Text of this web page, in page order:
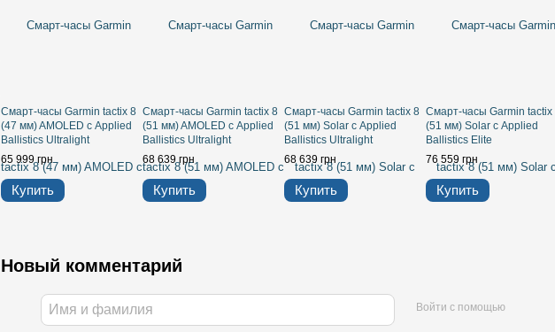
Смарт-часы Garmin tactix 8
(47 мм) AMOLED с Applied
Ballistics Ultralight
65 999 грн
Купить
Смарт-часы Garmin tactix 8
(51 мм) AMOLED с Applied
Ballistics Ultralight
68 639 грн
Купить
Смарт-часы Garmin tactix 8
(51 мм) Solar с Applied
Ballistics Ultralight
68 639 грн
Купить
Смарт-часы Garmin tactix
(51 мм) Solar с Applied
Ballistics Elite
76 559 грн
Купить
Новый комментарий
Войти с помощью